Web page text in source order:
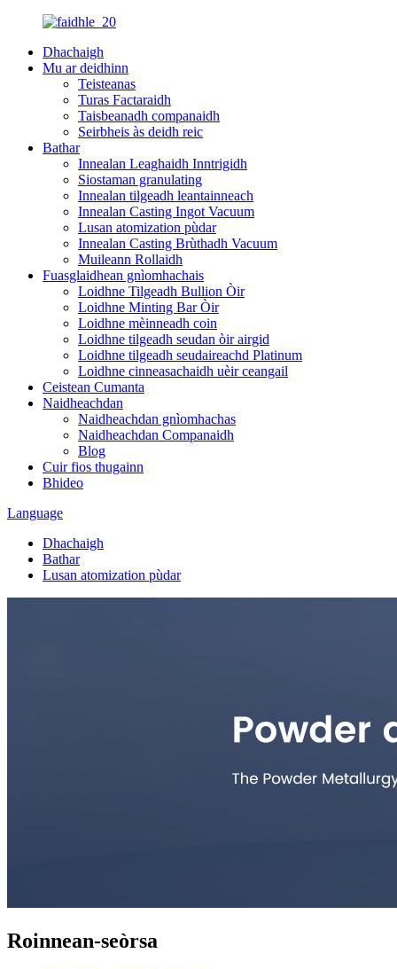
Dhachaigh
Mu ar deidhinn
Teisteanas
Turas Factaraidh
Taisbeanadh companaidh
Seirbheis às deidh reic
Bathar
Innealan Leaghaidh Inntrigidh
Siostaman granulating
Innealan tilgeadh leantainneach
Innealan Casting Ingot Vacuum
Lusan atomization pùdar
Innealan Casting Brùthadh Vacuum
Muileann Rollaidh
Fuasglaidhean gnìomhachais
Loidhne Tilgeadh Bullion Òir
Loidhne Minting Bar Òir
Loidhne mèinneadh coin
Loidhne tilgeadh seudan òir airgid
Loidhne tilgeadh seudaireachd Platinum
Loidhne cinneasachaidh uèir ceangail
Ceistean Cumanta
Naidheachdan
Naidheachdan gnìomhachas
Naidheachdan Companaidh
Blog
Cuir fios thugainn
Bhideo
Language
Dhachaigh
Bathar
Lusan atomization pùdar
Roinnean-seòrsa